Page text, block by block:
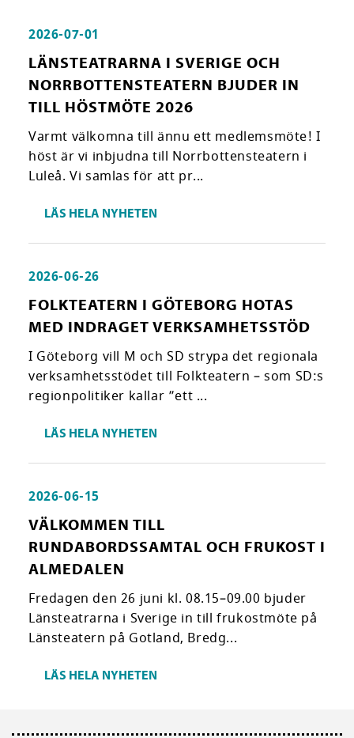
2026-07-01
LÄNSTEATRARNA I SVERIGE OCH
NORRBOTTENSTEATERN BJUDER IN
TILL HÖSTMÖTE 2026
Varmt välkomna till ännu ett medlemsmöte! I
höst är vi inbjudna till Norrbottensteatern i
Luleå. Vi samlas för att pr...
LÄS HELA NYHETEN
2026-06-26
FOLKTEATERN I GÖTEBORG HOTAS
MED INDRAGET VERKSAMHETSSTÖD
I Göteborg vill M och SD strypa det regionala
verksamhetsstödet till Folkteatern – som SD:s
regionpolitiker kallar ”ett ...
LÄS HELA NYHETEN
2026-06-15
VÄLKOMMEN TILL
RUNDABORDSSAMTAL OCH FRUKOST I
ALMEDALEN
Fredagen den 26 juni kl. 08.15–09.00 bjuder
Länsteatrarna i Sverige in till frukostmöte på
Länsteatern på Gotland, Bredg...
LÄS HELA NYHETEN